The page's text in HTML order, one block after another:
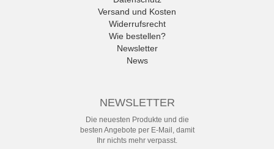
Versand und Kosten
Widerrufsrecht
Wie bestellen?
Newsletter
News
NEWSLETTER
Die neuesten Produkte und die
besten Angebote per E-Mail, damit
Ihr nichts mehr verpasst.